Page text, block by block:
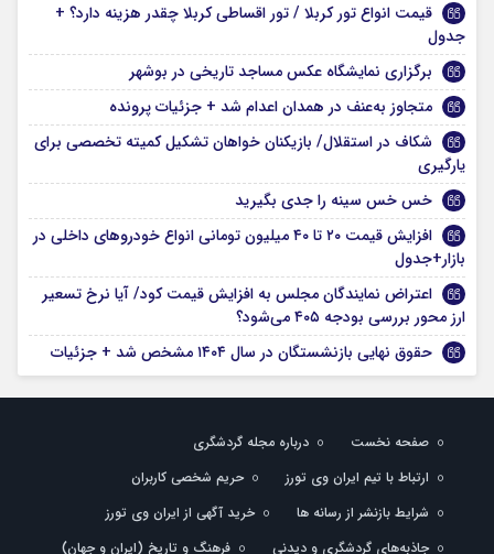
قیمت انواع تور کربلا / تور اقساطی کربلا چقدر هزینه دارد؟ +
جدول
برگزاری نمایشگاه عکس مساجد تاریخی در بوشهر
متجاوز به‌عنف در همدان اعدام شد + جزئیات پرونده
شکاف در استقلال/ بازیکنان خواهان تشکیل کمیته تخصصی برای
یارگیری
خس خس سینه را جدی بگیرید
افزایش قیمت ۲۰ تا ۴۰ میلیون تومانی انواع خودروهای داخلی در
بازار+جدول
اعتراض نمایندگان مجلس به افزایش قیمت کود/ آیا نرخ تسعیر
ارز محور بررسی بودجه ۴۰۵ می‌شود؟
حقوق نهایی بازنشستگان در سال ۱۴۰۴ مشخص شد + جزئیات
صفحه نخست
درباره مجله گردشگری
ارتباط با تیم ایران وی تورز
حریم شخصی کاربران
شرایط بازنشر از رسانه ها
خرید آگهی از ایران وی تورز
جاذبه‌های گردشگری و دیدنی
فرهنگ و تاریخ (ایران و جهان)